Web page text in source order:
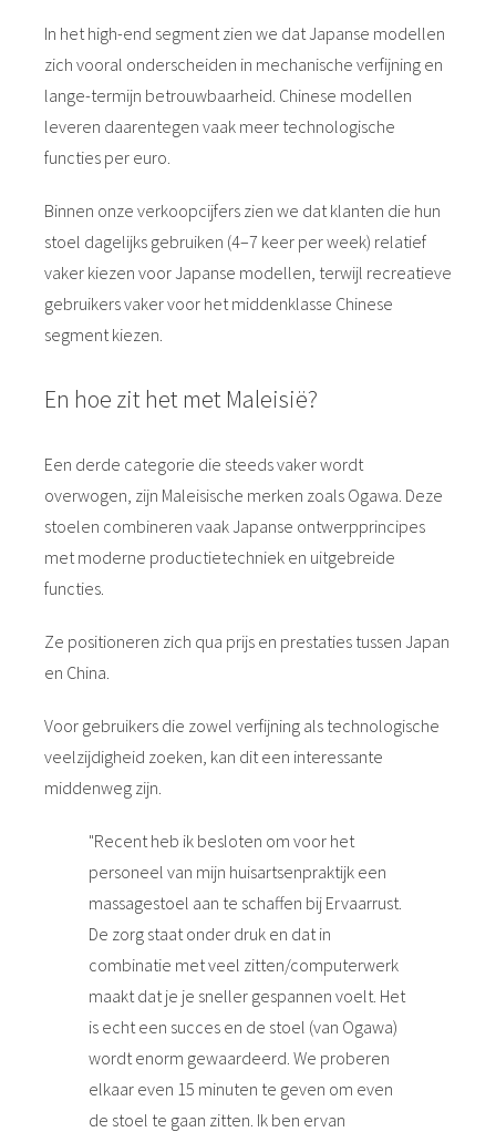
In het high-end segment zien we dat Japanse modellen
zich vooral onderscheiden in mechanische verfijning en
lange-termijn betrouwbaarheid. Chinese modellen
leveren daarentegen vaak meer technologische
functies per euro.
Binnen onze verkoopcijfers zien we dat klanten die hun
stoel dagelijks gebruiken (4–7 keer per week) relatief
vaker kiezen voor Japanse modellen, terwijl recreatieve
gebruikers vaker voor het middenklasse Chinese
segment kiezen.
En hoe zit het met Maleisië?
Een derde categorie die steeds vaker wordt
overwogen, zijn Maleisische merken zoals Ogawa. Deze
stoelen combineren vaak Japanse ontwerpprincipes
met moderne productietechniek en uitgebreide
functies.
Ze positioneren zich qua prijs en prestaties tussen Japan
en China.
Voor gebruikers die zowel verfijning als technologische
veelzijdigheid zoeken, kan dit een interessante
middenweg zijn.
"Recent heb ik besloten om voor het
personeel van mijn huisartsenpraktijk een
massagestoel aan te schaffen bij Ervaarrust.
De zorg staat onder druk en dat in
combinatie met veel zitten/computerwerk
maakt dat je je sneller gespannen voelt. Het
is echt een succes en de stoel (van Ogawa)
wordt enorm gewaardeerd. We proberen
elkaar even 15 minuten te geven om even
de stoel te gaan zitten. Ik ben ervan